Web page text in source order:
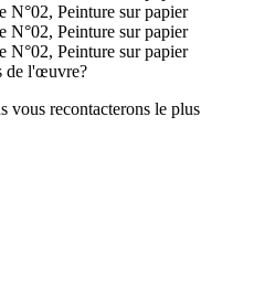
de l'œuvre?
vous recontacterons le plus